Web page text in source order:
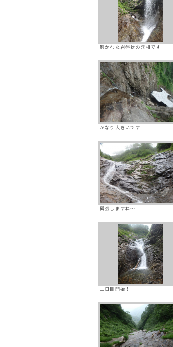
磨かれた岩盤状の渓相です
かなり大きいです
緊張しますね～
二日目開始！